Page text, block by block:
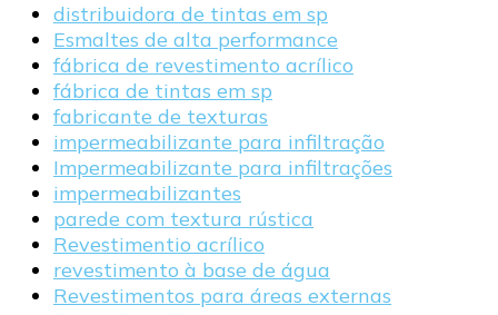
distribuidora de tintas em sp
Esmaltes de alta performance
fábrica de revestimento acrílico
fábrica de tintas em sp
fabricante de texturas
impermeabilizante para infiltração
Impermeabilizante para infiltrações
impermeabilizantes
parede com textura rústica
Revestimentio acrílico
revestimento à base de água
Revestimentos para áreas externas